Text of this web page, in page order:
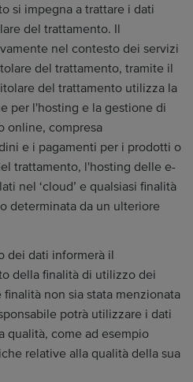
si impegna a trattare i dati
del trattamento. Il
nel contesto dei servizi
del trattamento, tramite il
del trattamento utilizza la
per l'hosting e la gestione di
online, compresa
e i pagamenti per i prodotti o
trattamento, l'hosting delle e-
nel ‘cloud’ e qualsiasi finalità
determinata da un ulteriore
dei dati informerà il
della finalità di utilizzo dei
non sia stata menzionata
potrà utilizzare i dati
qualità, come ad esempio
relative alla qualità della sua